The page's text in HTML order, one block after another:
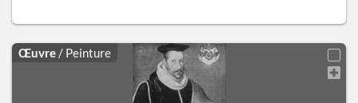
Œuvre / Peinture